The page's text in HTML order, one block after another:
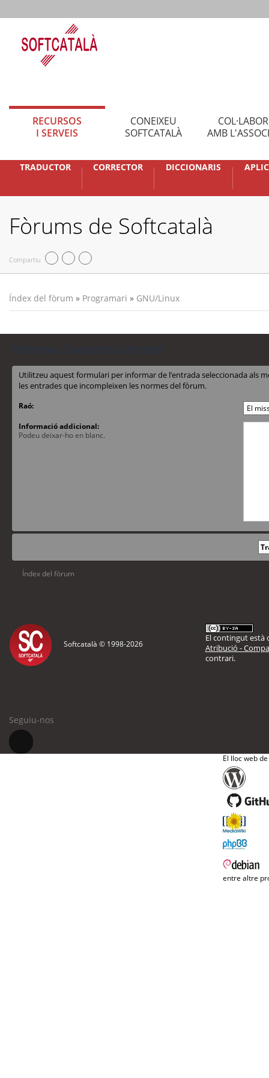
RECURSOS
I SERVEIS
CONEIXEU
SOFTCATALÀ
AMB
TRADUCTOR CORRECTOR DICCIONARIS
Fòrums de Softcatalà
Compartiu
Índex del fòrum » Programari » GNU/Linux
Utilitzeu aquest formulari per informar de l’entrada seleccionada als
les entrades que incompleixen les normes del fòrum.
Raó:
Informació addicional:
Podeu deixar-ho en blanc.
Índex del fòrum
Softcatalà © 1998-2026
El contingut està
Atribució -
contrari.
Seguiu-nos
El lloc web
entre altre